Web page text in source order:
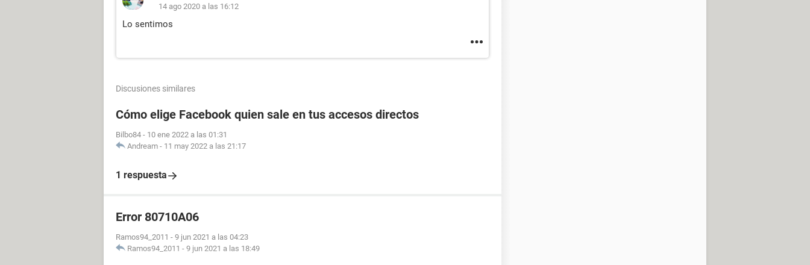
14 ago 2020 a las 16:12
Lo sentimos
Discusiones similares
Cómo elige Facebook quien sale en tus accesos directos
Bilbo84 - 10 ene 2022 a las 01:31
Andream - 11 may 2022 a las 21:17
1 respuesta
Error 80710A06
Ramos94_2011 - 9 jun 2021 a las 04:23
Ramos94_2011 - 9 jun 2021 a las 18:49